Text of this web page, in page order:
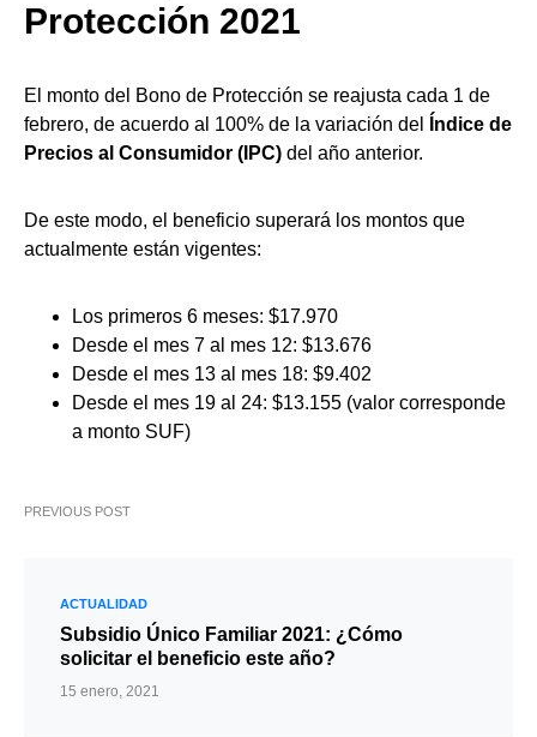
Protección 2021
El monto del Bono de Protección se reajusta cada 1 de
febrero, de acuerdo al 100% de la variación del
Índice de
Precios al Consumidor (IPC) del año anterior.
De este modo, el beneficio superará los montos que
actualmente están vigentes:
Los primeros 6 meses: $17.970
Desde el mes 7 al mes 12: $13.676
Desde el mes 13 al mes 18: $9.402
Desde el mes 19 al 24: $13.155 (valor corresponde
a monto SUF)
PREVIOUS POST
ACTUALIDAD
Subsidio Único Familiar 2021: ¿Cómo
solicitar el beneficio este año?
15 enero, 2021